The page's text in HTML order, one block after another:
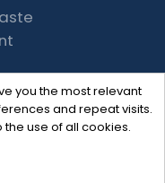
you the most relevant
and repeat visits.
the use of all cookies.